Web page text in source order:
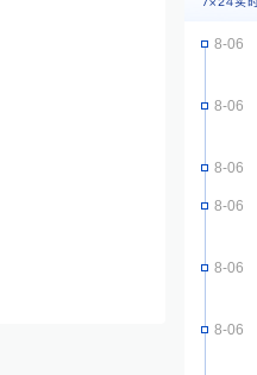
8-06
8-06
8-06
8-06
8-06
8-06